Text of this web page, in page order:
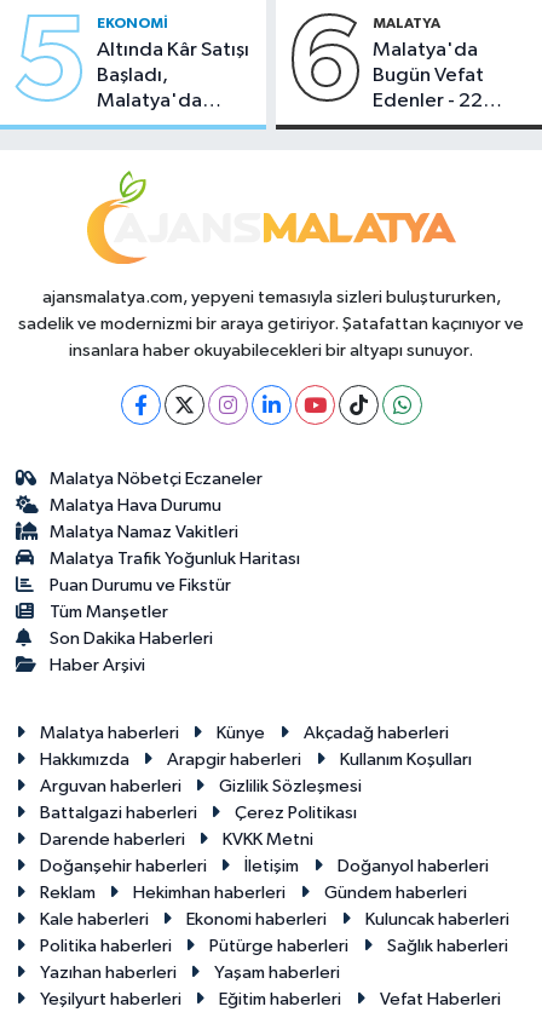
5 EKONOMI
Altında Kâr Satışı
Başladı,
Malatya'da
Makas Ne
6 MALATYA
Malatya'da
Bugün Vefat
Edenler - 22
Temmuz 2026
ajansmalatya.com, yepyeni temasıyla sizleri buluştururken,
sadelik ve modernizmi bir araya getiriyor. Şatafattan kaçınıyor ve
insanlara haber okuyabilecekleri bir altyapı sunuyor.
Malatya Nöbetçi Eczaneler
Malatya Hava Durumu
Malatya Namaz Vakitleri
Malatya Trafik Yoğunluk Haritası
Puan Durumu ve Fikstür
Tüm Manşetler
Son Dakika Haberleri
Haber Arşivi
Malatya haberleri Künye
Akçadağ haberleri
Hakkımızda
Arapgir haberleri
Kullanım Koşulları
Arguvan haberleri
Gizlilik Sözleşmesi
Battalgazi haberleri
Çerez Politikası
Darende haberleri
KVKK Metni
Doğanşehir haberleri
İletişim
Doğanyol haberleri
Reklam
Hekimhan haberleri
Gündem haberleri
Kale haberleri
Ekonomi haberleri
Kuluncak haberleri
Politika haberleri
Pütürge haberleri
Sağlık haberleri
Yazıhan haberleri
Yaşam haberleri
Yeşilyurt haberleri
Eğitim haberleri
Vefat Haberleri